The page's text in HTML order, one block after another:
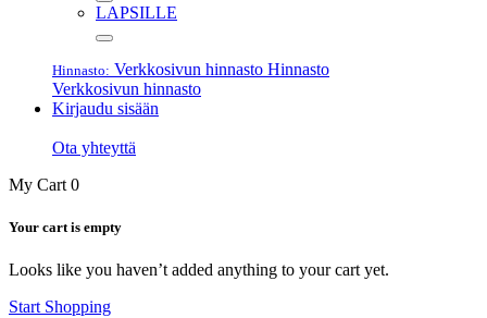
LAPSILLE
Hinnasto: Verkkosivun hinnasto Hinnasto
Verkkosivun hinnasto
Kirjaudu sisään
Ota yhteyttä
My Cart 0
Your cart is empty
Looks like you haven’t added anything to your cart yet.
Start Shopping